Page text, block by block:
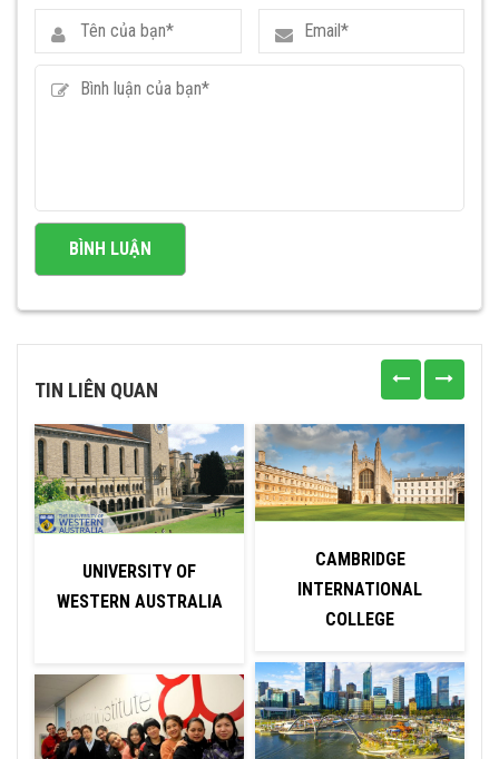
TIN LIÊN QUAN
UNIVERSITY OF
WESTERN AUSTRALIA
CAMBRIDGE
INTERNATIONAL
COLLEGE